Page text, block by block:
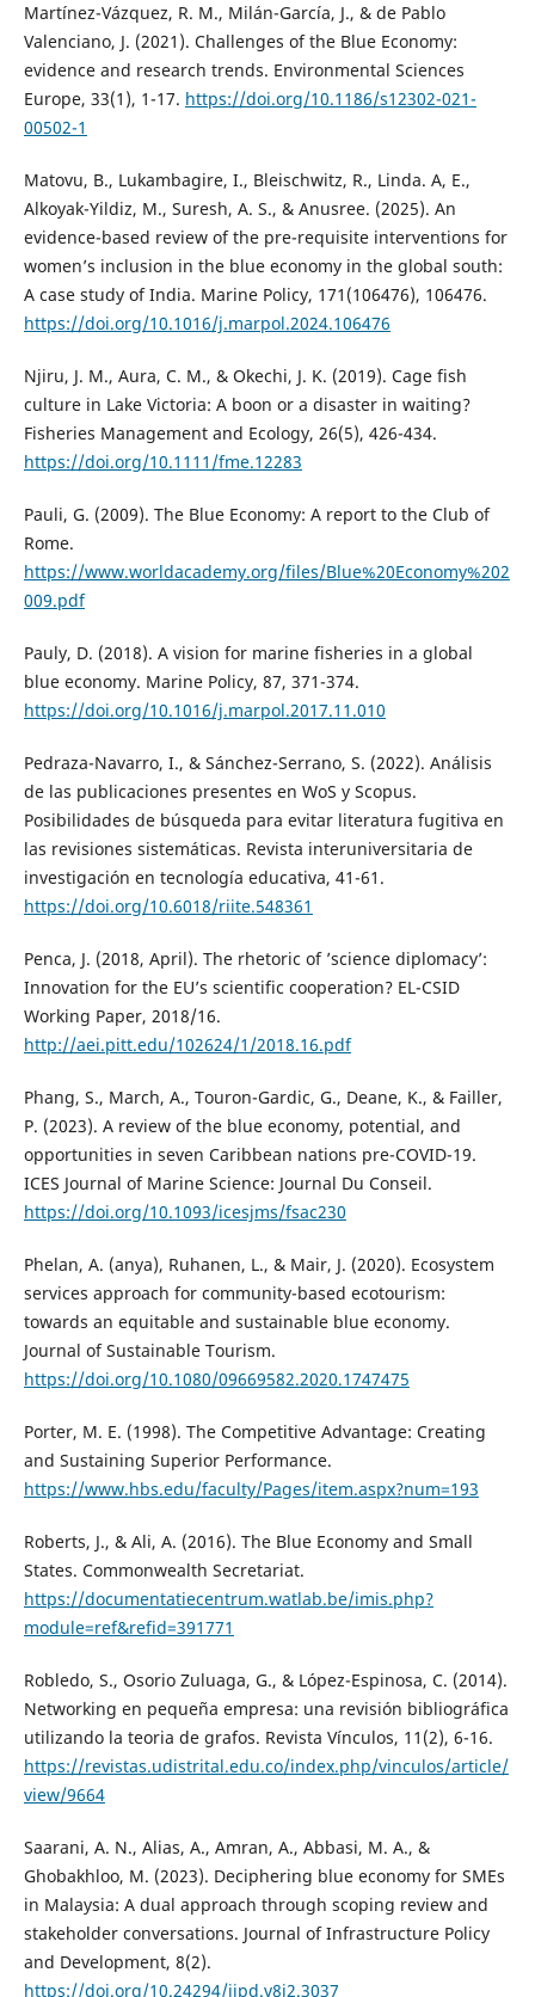
Martínez-Vázquez, R. M., Milán-García, J., & de Pablo
Valenciano, J. (2021). Challenges of the Blue Economy:
evidence and research trends. Environmental Sciences
Europe, 33(1), 1-17. https://doi.org/10.1186/s12302-021-
00502-1
Matovu, B., Lukambagire, I., Bleischwitz, R., Linda. A, E.,
Alkoyak-Yildiz, M., Suresh, A. S., & Anusree. (2025). An
evidence-based review of the pre-requisite interventions for
women’s inclusion in the blue economy in the global south:
A case study of India. Marine Policy, 171(106476), 106476.
https://doi.org/10.1016/j.marpol.2024.106476
Njiru, J. M., Aura, C. M., & Okechi, J. K. (2019). Cage fish
culture in Lake Victoria: A boon or a disaster in waiting?
Fisheries Management and Ecology, 26(5), 426-434.
https://doi.org/10.1111/fme.12283
Pauli, G. (2009). The Blue Economy: A report to the Club of
Rome.
https://www.worldacademy.org/files/Blue%20Economy%202
009.pdf
Pauly, D. (2018). A vision for marine fisheries in a global
blue economy. Marine Policy, 87, 371-374.
https://doi.org/10.1016/j.marpol.2017.11.010
Pedraza-Navarro, I., & Sánchez-Serrano, S. (2022). Análisis
de las publicaciones presentes en WoS y Scopus.
Posibilidades de búsqueda para evitar literatura fugitiva en
las revisiones sistemáticas. Revista interuniversitaria de
investigación en tecnología educativa, 41-61.
https://doi.org/10.6018/riite.548361
Penca, J. (2018, April). The rhetoric of ’science diplomacy’:
Innovation for the EU’s scientific cooperation? EL-CSID
Working Paper, 2018/16.
http://aei.pitt.edu/102624/1/2018.16.pdf
Phang, S., March, A., Touron-Gardic, G., Deane, K., & Failler,
P. (2023). A review of the blue economy, potential, and
opportunities in seven Caribbean nations pre-COVID-19.
ICES Journal of Marine Science: Journal Du Conseil.
https://doi.org/10.1093/icesjms/fsac230
Phelan, A. (anya), Ruhanen, L., & Mair, J. (2020). Ecosystem
services approach for community-based ecotourism:
towards an equitable and sustainable blue economy.
Journal of Sustainable Tourism.
https://doi.org/10.1080/09669582.2020.1747475
Porter, M. E. (1998). The Competitive Advantage: Creating
and Sustaining Superior Performance.
https://www.hbs.edu/faculty/Pages/item.aspx?num=193
Roberts, J., & Ali, A. (2016). The Blue Economy and Small
States. Commonwealth Secretariat.
https://documentatiecentrum.watlab.be/imis.php?
module=ref&refid=391771
Robledo, S., Osorio Zuluaga, G., & López-Espinosa, C. (2014).
Networking en pequeña empresa: una revisión bibliográfica
utilizando la teoria de grafos. Revista Vínculos, 11(2), 6-16.
https://revistas.udistrital.edu.co/index.php/vinculos/article/
view/9664
Saarani, A. N., Alias, A., Amran, A., Abbasi, M. A., &
Ghobakhloo, M. (2023). Deciphering blue economy for SMEs
in Malaysia: A dual approach through scoping review and
stakeholder conversations. Journal of Infrastructure Policy
and Development, 8(2).
https://doi.org/10.24294/jipd.v8i2.3037